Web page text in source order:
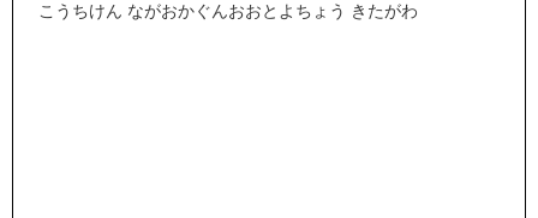
こうちけん ながおかぐんおおとよちょう きたがわ